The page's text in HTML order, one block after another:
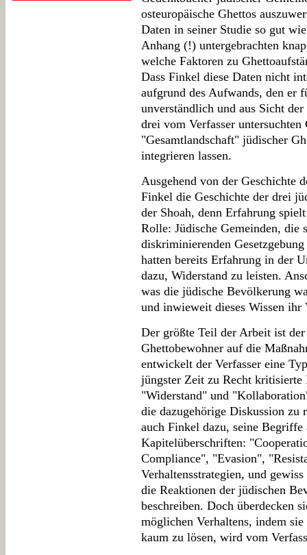
osteuropäische Ghettos
Daten in seiner Studie so gut
Anhang (!) untergebrachten
welche Faktoren zu
Dass Finkel diese Daten nicht
aufgrund des Aufwands, den er
unverständlich und aus Sicht
drei vom Verfasser
"Gesamtlandschaft" jüdischer
integrieren lassen.
Ausgehend von der Geschichte
Finkel die Geschichte der drei
der Shoah, denn Erfahrung
Rolle: Jüdische Gemeinden, die
diskriminierenden
hatten bereits Erfahrung in der
dazu, Widerstand zu leisten.
was die jüdische Bevölkerung
und inwieweit dieses Wissen ihr
Der größte Teil der Arbeit ist
Ghettobewohner auf die
entwickelt der Verfasser eine
jüngster Zeit zu Recht
"Widerstand" und
die dazugehörige Diskussion zu
auch Finkel dazu, seine
Kapitelüberschriften:
Compliance", "Evasion",
Verhaltensstrategien, und
die Reaktionen der jüdischen
beschreiben. Doch überdecken
möglichen Verhaltens, indem
kaum zu lösen, wird vom